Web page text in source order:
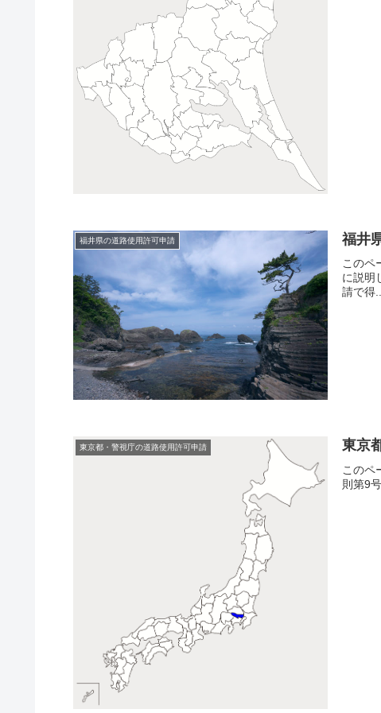
福井県の道路使用許可申請 福井
このペ
に説明
請で得...
東京都・警視庁の道路使用許可申請 東京
このペ
則第9